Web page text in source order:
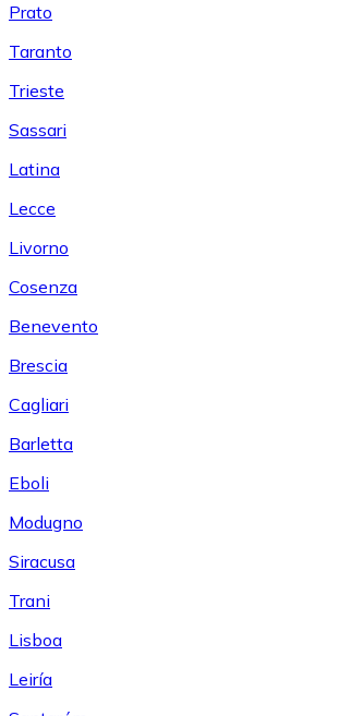
Prato
Taranto
Trieste
Sassari
Latina
Lecce
Livorno
Cosenza
Benevento
Brescia
Cagliari
Barletta
Eboli
Modugno
Siracusa
Trani
Lisboa
Leiría